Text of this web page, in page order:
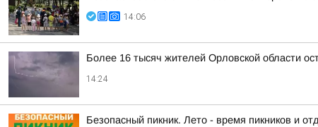
14:06
Более 16 тысяч жителей Орловской области
14:24
Безопасный пикник. Лето - время пикников и